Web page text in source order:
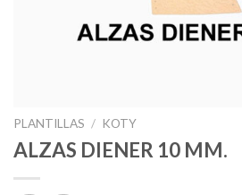
PLANTILLAS / KOTY
ALZAS DIENER 10 MM.